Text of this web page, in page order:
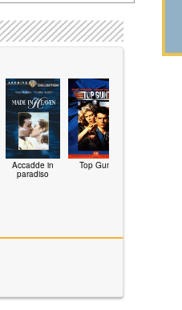
Accadde in
paradiso
Top Gun